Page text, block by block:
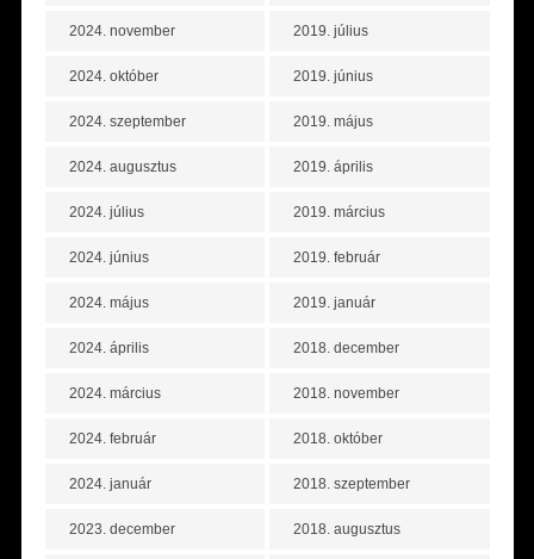
2024. november
2024. október
2024. szeptember
2024. augusztus
2024. július
2024. június
2024. május
2024. április
2024. március
2024. február
2024. január
2023. december
2019. július
2019. június
2019. május
2019. április
2019. március
2019. február
2019. január
2018. december
2018. november
2018. október
2018. szeptember
2018. augusztus